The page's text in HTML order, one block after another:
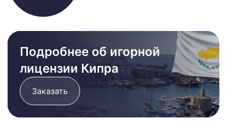
Подробнее об игорной
лицензии Кипра
Заказать